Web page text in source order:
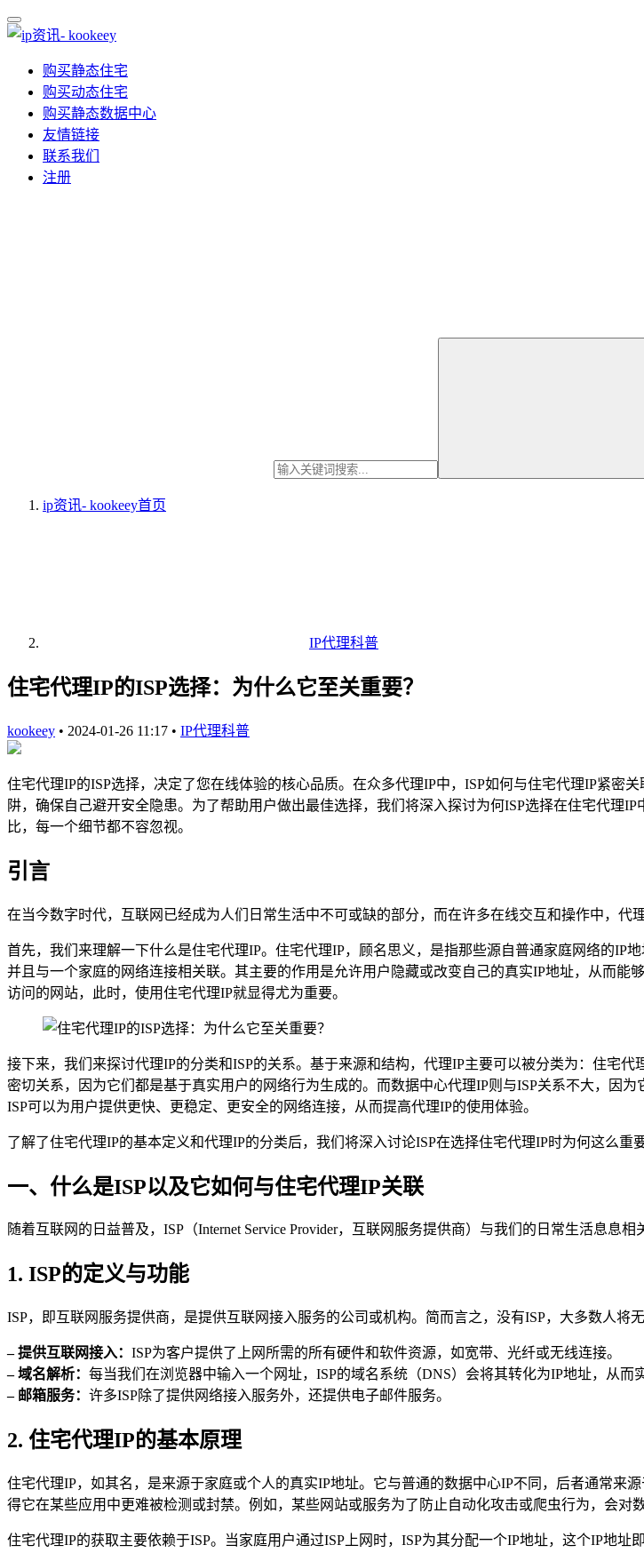
购买静态住宅
购买动态住宅
购买静态数据中心
友情链接
联系我们
注册
ip资讯- kookeey首页
IP代理科普
住宅代理IP的ISP选择：为什么它至关重要？
kookeey • 2024-01-26 11:17 • IP代理科普
住宅代理IP的ISP选择，决定了您在线体验的核心品质。在众多代理IP中，ISP如何与住宅代理IP紧密
阱，确保自己避开安全隐患。为了帮助用户做出最佳选择，我们将深入探讨为何ISP选择在住宅代理
比，每一个细节都不容忽视。
引言
在当今数字时代，互联网已经成为人们日常生活中不可或缺的部分，而在许多在线交互和操作中，代
首先，我们来理解一下什么是住宅代理IP。住宅代理IP，顾名思义，是指那些源自普通家庭网络的IP
并且与一个家庭的网络连接相关联。其主要的作用是允许用户隐藏或改变自己的真实IP地址，从而
访问的网站，此时，使用住宅代理IP就显得尤为重要。
接下来，我们来探讨代理IP的分类和ISP的关系。基于来源和结构，代理IP主要可以被分类为：住宅
密切关系，因为它们都是基于真实用户的网络行为生成的。而数据中心代理IP则与ISP关系不大，因
ISP可以为用户提供更快、更稳定、更安全的网络连接，从而提高代理IP的使用体验。
了解了住宅代理IP的基本定义和代理IP的分类后，我们将深入讨论ISP在选择住宅代理IP时为何这么重
一、什么是ISP以及它如何与住宅代理IP关联
随着互联网的日益普及，ISP（Internet Service Provider，互联网服务提供商）与我们的日常生活息息
1. ISP的定义与功能
ISP，即互联网服务提供商，是提供互联网接入服务的公司或机构。简而言之，没有ISP，大多数人将
– 提供互联网接入： ISP为客户提供了上网所需的所有硬件和软件资源，如宽带、光纤或无线连接。
– 域名解析： 每当我们在浏览器中输入一个网址，ISP的域名系统（DNS）会将其转化为IP地址，从而
– 邮箱服务： 许多ISP除了提供网络接入服务外，还提供电子邮件服务。
2. 住宅代理IP的基本原理
住宅代理IP，如其名，是来源于家庭或个人的真实IP地址。它与普通的数据中心IP不同，后者通常来
得它在某些应用中更难被检测或封禁。例如，某些网站或服务为了防止自动化攻击或爬虫行为，会对
住宅代理IP的获取主要依赖于ISP。当家庭用户通过ISP上网时，ISP为其分配一个IP地址，这个IP地